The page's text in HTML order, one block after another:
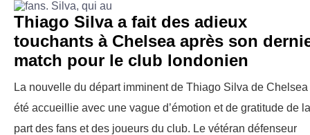
Thiago Silva a fait des adieux
touchants à Chelsea après son
match pour le club londonien
La nouvelle du départ imminent de Thiago Silva de Chelsea
été accueillie avec une vague d’émotion et de gratitude de la
part des fans et des joueurs du club. Le vétéran défenseur